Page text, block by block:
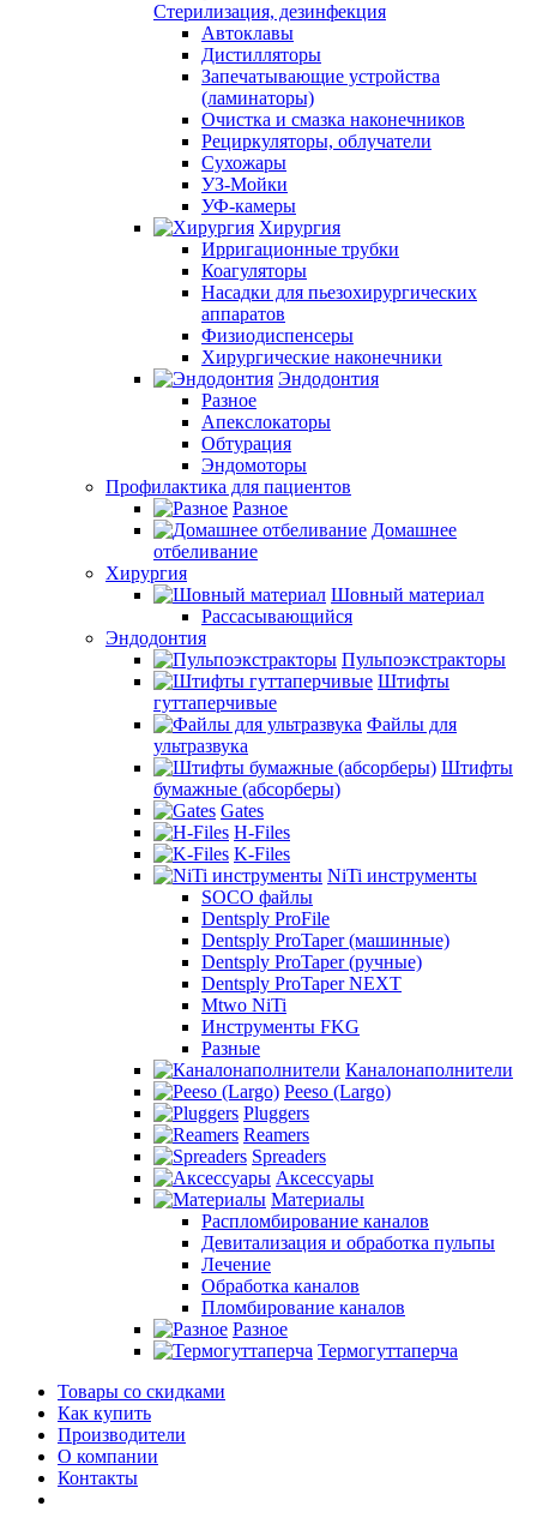
Стерилизация, дезинфекция
Автоклавы
Дистилляторы
Запечатывающие устройства
(ламинаторы)
Очистка и смазка наконечников
Рециркуляторы, облучатели
Сухожары
УЗ-Мойки
УФ-камеры
Хирургия
Ирригационные трубки
Коагуляторы
Насадки для пьезохирургических
аппаратов
Физиодиспенсеры
Хирургические наконечники
Эндодонтия
Разное
Апекслокаторы
Обтурация
Эндомоторы
Профилактика для пациентов
Разное
Домашнее
отбеливание
Хирургия
Шовный материал
Рассасывающийся
Эндодонтия
Пульпоэкстракторы
Штифты
гуттаперчивые
Файлы для
ультразвука
Штифты
бумажные (абсорберы)
Gates
H-Files
K-Files
NiTi инструменты
SOCO файлы
Dentsply ProFile
Dentsply ProTaper (машинные)
Dentsply ProTaper (ручные)
Dentsply ProTaper NEXT
Mtwo NiTi
Инструменты FKG
Разные
Каналонаполнители
Peeso (Largo)
Pluggers
Reamers
Spreaders
Аксессуары
Материалы
Распломбирование каналов
Девитализация и обработка пульпы
Лечение
Обработка каналов
Пломбирование каналов
Разное
Термогуттаперча
Товары со скидками
Как купить
Производители
О компании
Контакты